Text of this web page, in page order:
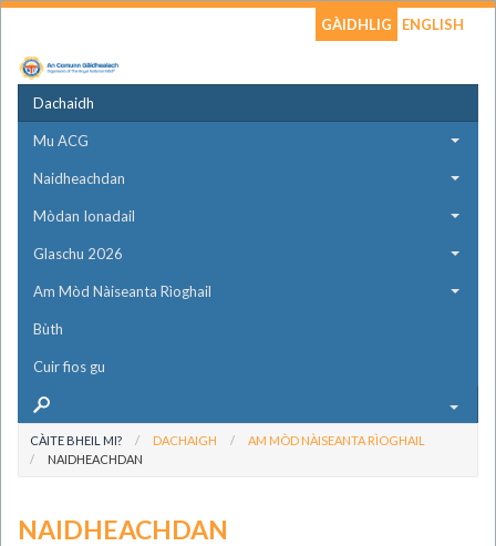
GÀIDHLIG ENGLISH
Dachaidh
Mu ACG
Naidheachdan
Mòdan Ionadail
Glaschu 2026
Am Mòd Nàiseanta Rìoghail
Bùth
Cuir fios gu
CÀITE BHEIL MI? DACHAIGH
AM MÒD NÀISEANTA RÌOGHAIL
NAIDHEACHDAN
NAIDHEACHDAN